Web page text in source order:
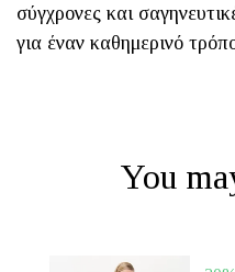
σύγχρονες και
για έναν καθημερινό
You